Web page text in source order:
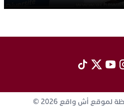
أش واقع 2026 ©